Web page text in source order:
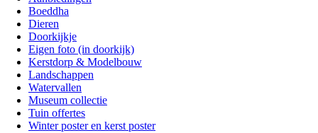
Boeddha
Dieren
Doorkijkje
Eigen foto (in doorkijk)
Kerstdorp & Modelbouw
Landschappen
Watervallen
Museum collectie
Tuin offertes
Winter poster en kerst poster